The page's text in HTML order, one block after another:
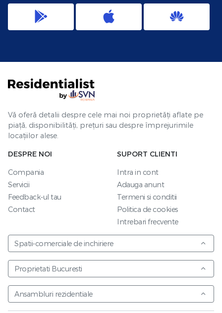
Vă oferă detalii despre cele mai noi proprietăți aflate pe
piață, disponibilități, prețuri sau despre împrejurimile
locațiilor alese.
DESPRE NOI
Compania
Servicii
Feedback-ul tau
Contact
SUPORT CLIENTI
Intra in cont
Adauga anunt
Termeni si conditii
Politica de cookies
Intrebari frecvente
Spatii-comerciale de inchiriere
Proprietati Bucuresti
Ansambluri rezidentiale